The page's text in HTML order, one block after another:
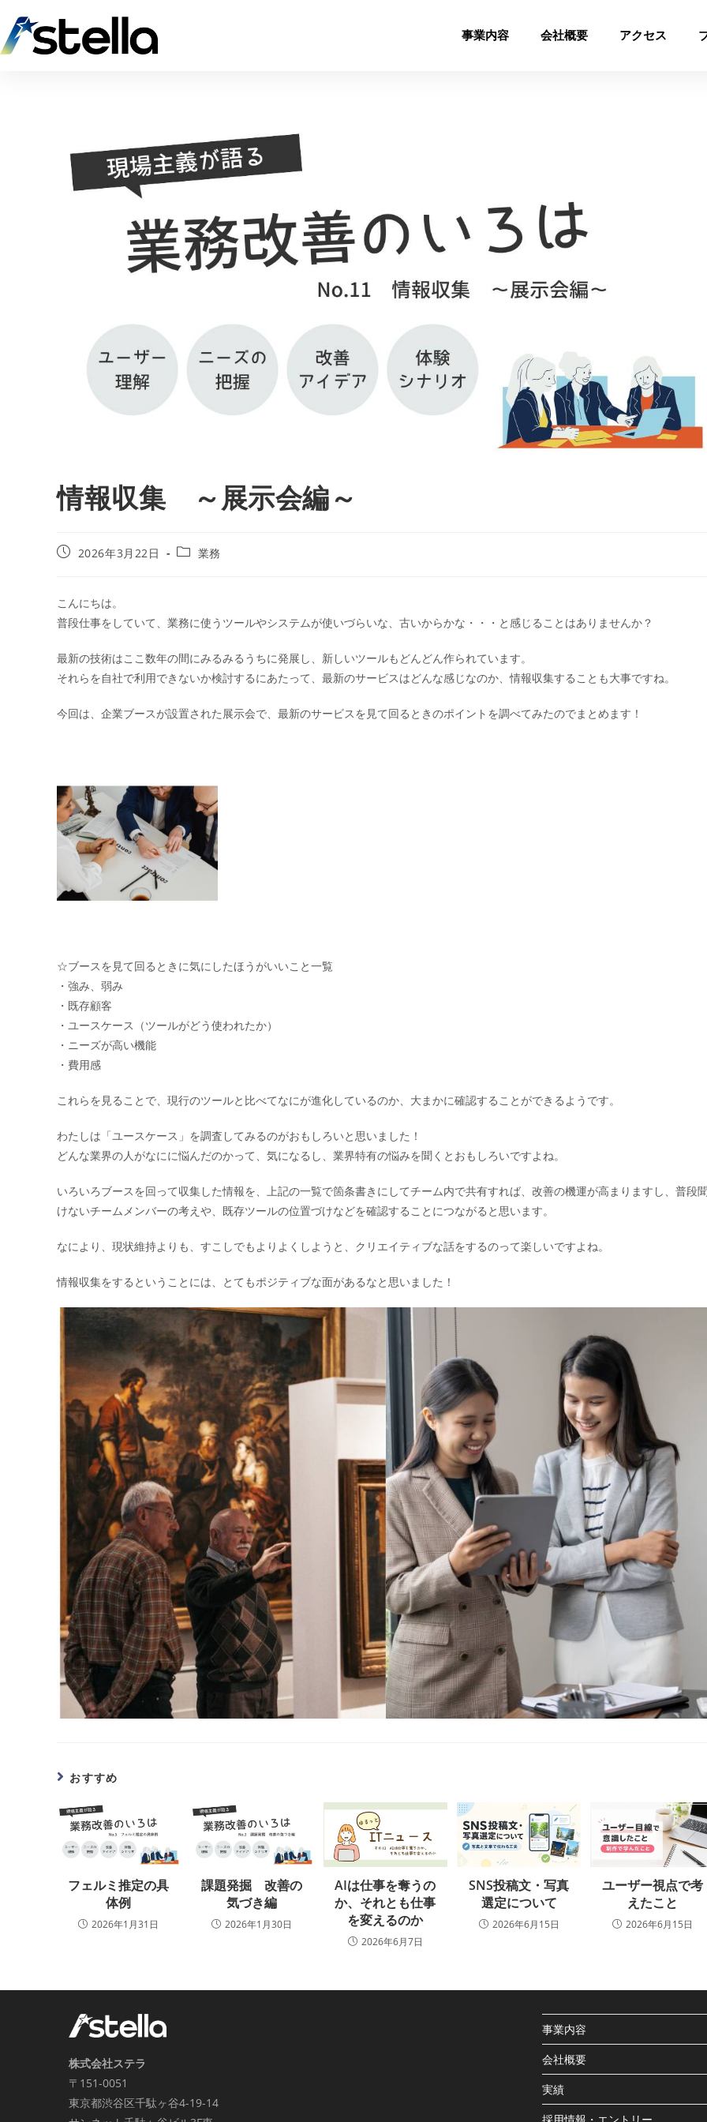
事業内容 会社概要 アクセス
情報収集 ～展示会編～
2026年3月22日 業務
こんにちは。
普段仕事をしていて、業務に使うツールやシステムが使いづらいな、古いからかな・・・と感じることはありませんか？
最新の技術はここ数年の間にみるみるうちに発展し、新しいツールもどんどん作られています。
それらを自社で利用できないか検討するにあたって、最新のサービスはどんな感じなのか、情報収集することも大事ですね。
今回は、企業ブースが設置された展示会で、最新のサービスを見て回るときのポイントを調べてみたのでまとめます！
☆ブースを見て回るときに気にしたほうがいいこと一覧
・強み、弱み
・既存顧客
・ユースケース（ツールがどう使われたか）
・ニーズが高い機能
・費用感
これらを見ることで、現行のツールと比べてなにが進化しているのか、大まかに確認することができるようです。
わたしは「ユースケース」を調査してみるのがおもしろいと思いました！
どんな業界の人がなにに悩んだのかって、気になるし、業界特有の悩みを聞くとおもしろいですよね。
いろいろブースを回って収集した情報を、上記の一覧で箇条書きにしてチーム内で共有すれば、改善の機運が高まりますし、普段
けないチームメンバーの考えや、既存ツールの位置づけなどを確認することにつながると思います。
なにより、現状維持よりも、すこしでもよりよくしようと、クリエイティブな話をするのって楽しいですよね。
情報収集をするということには、とてもポジティブな面があるなと思いました！
おすすめ
フェルミ推定の具
体例
2026年1月31日
課題発掘 改善の
気づき編
2026年1月30日
AIは仕事を奪うの
か、それとも仕事
を変えるのか
2026年6月7日
SNS投稿文・写真
選定について
2026年6月15日
ユーザー視点で考
えたこと
2026年6月15日
株式会社ステラ
〒151-0051
東京都渋谷区千駄ヶ谷4-19-14
事業内容
会社概要
実績